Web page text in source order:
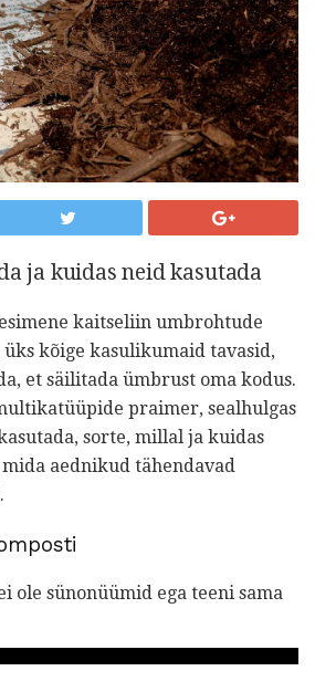
ja kuidas neid kasutada
kaitseliin umbrohtude
üks kõige kasulikumaid tavasid,
et säilitada ümbrust oma kodus.
praimer, sealhulgas
sorte, millal ja kuidas
aednikud tähendavad
ole sünonüümid ega teeni sama